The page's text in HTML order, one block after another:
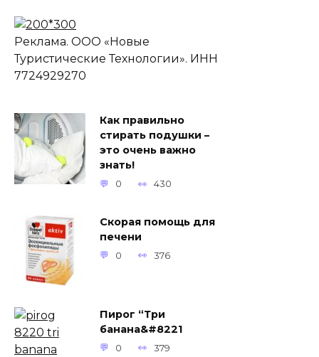
Реклама. ООО «Новые
Туристические Технологии». ИНН
7724929270
Как правильно
стирать подушки –
это очень важно
знать!
0 430
Скорая помощь для
печени
0 376
Пирог “Три
банана&#8221
0 379